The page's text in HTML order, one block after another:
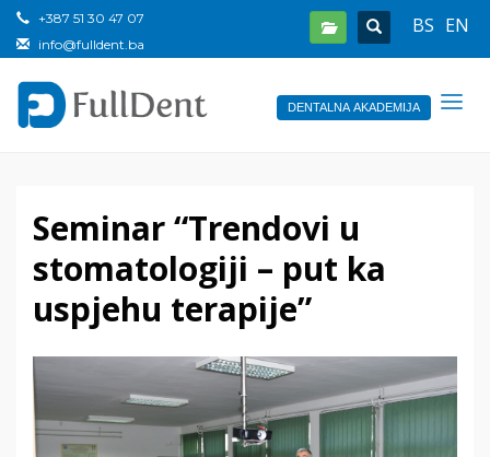
BS EN
+387 51 30 47 07
info@fulldent.ba
DENTALNA AKADEMIJA
Seminar “Trendovi u
stomatologiji – put ka
uspjehu terapije”